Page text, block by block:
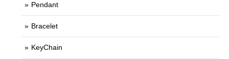
Pendant
Bracelet
KeyChain